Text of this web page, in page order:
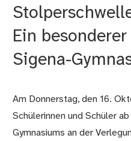
Ein
Sigena-
Am Donnerstag, den 16.
Schülerinnen und Schüler
Gymnasiums an der